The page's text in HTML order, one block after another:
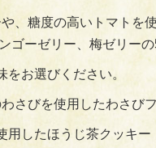
、糖度の高いトマトを
ゴーゼリー、梅ゼリーの
をお選びください。
さびを使用したわさび
用したほうじ茶クッキー